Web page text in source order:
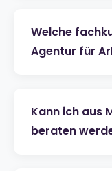
Welche
Agentur für
Kann ich aus
beraten